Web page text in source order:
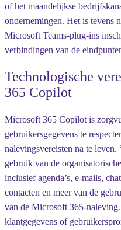
of het maandelijkse
ondernemingen. Het is tevens
Microsoft Teams-plug-ins
verbindingen van de
Technologische
365 Copilot
Microsoft 365 Copilot is
gebruikersgegevens te
nalevingsvereisten na te
gebruik van de
inclusief agenda’s, e-mails,
contacten en meer van de
van de Microsoft 365-
klantgegevens of